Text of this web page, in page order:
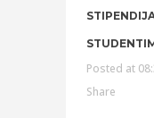
Posted at
Share